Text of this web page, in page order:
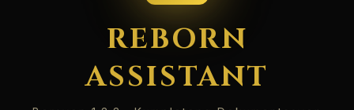
REBORN
ASSISTANT